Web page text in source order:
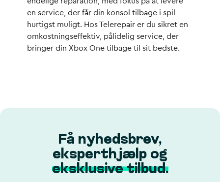
en service, der får din konsol tilbage i spil
hurtigst muligt. Hos Telerepair er du sikret en
omkostningseffektiv, pålidelig service, der
bringer din Xbox One tilbage til sit bedste.
Få nyhedsbrev,
eksperthjælp og
eksklusive tilbud.